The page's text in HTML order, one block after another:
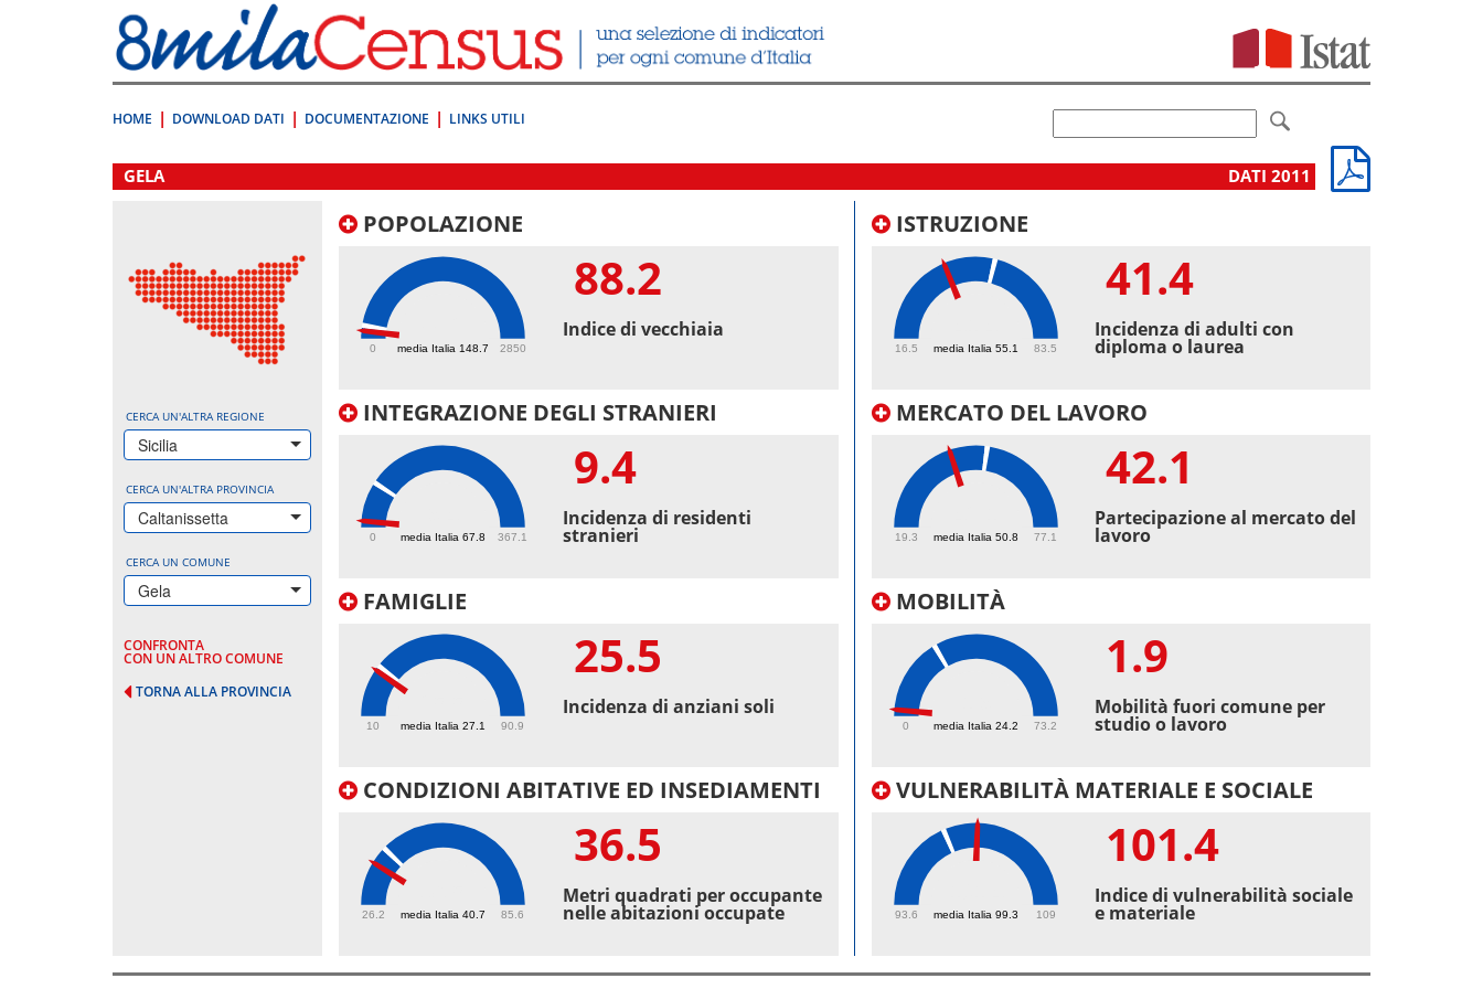
direttamente
a:
Contenuto
HOME DOWNLOAD DATI DOCUMENTAZIONE LINKS UTILI
.
GELA DATI 2011
CERCA UN'ALTRA REGIONE
Sicilia
CERCA UN'ALTRA PROVINCIA
Caltanissetta
CERCA UN COMUNE
Gela
CONFRONTA
CON UN ALTRO COMUNE
TORNA ALLA PROVINCIA
POPOLAZIONE
media Italia 148.7
0 2850
88.2
Indice di vecchiaia
INTEGRAZIONE DEGLI STRANIERI
media Italia 67.8
0 367.1
9.4
Incidenza di residenti
stranieri
FAMIGLIE
media Italia 27.1
10 90.9
25.5
Incidenza di anziani soli
CONDIZIONI ABITATIVE ED INSEDIAMENTI
media Italia 40.7
26.2 85.6
36.5
Metri quadrati per occupante
nelle abitazioni occupate
ISTRUZIONE
media Italia 55.1
16.5 83.5
41.4
Incidenza di adulti con
diploma o laurea
MERCATO DEL LAVORO
media Italia 50.8
19.3 77.1
42.1
Partecipazione al mercato del
lavoro
MOBILITÀ
media Italia 24.2
0 73.2
1.9
Mobilità fuori comune per
studio o lavoro
VULNERABILITÀ MATERIALE E SOCIALE
media Italia 99.3
93.6 109
101.4
Indice di vulnerabilità sociale
e materiale